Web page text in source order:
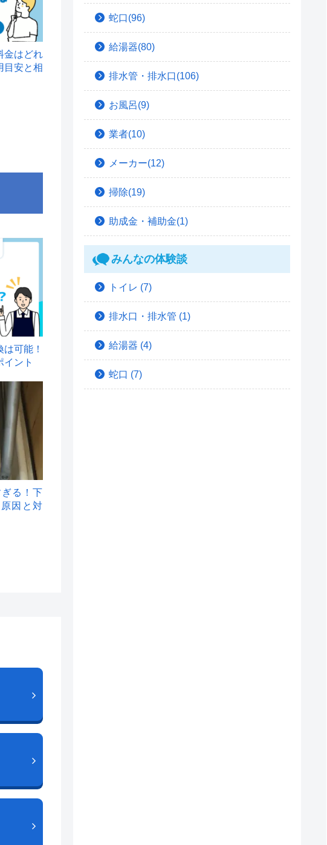
金はどれ
目安と相
可能！
イント
る！下
因と対
蛇口(96)
給湯器(80)
排水管・排水口(106)
お風呂(9)
業者(10)
メーカー(12)
掃除(19)
助成金・補助金(1)
みんなの体験談
トイレ (7)
排水口・排水管 (1)
給湯器 (4)
蛇口 (7)